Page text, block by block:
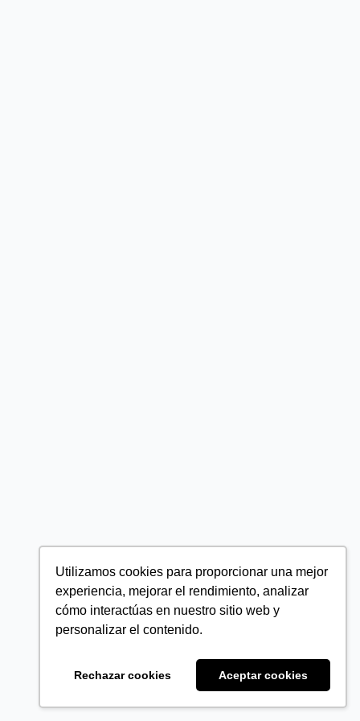
Utilizamos cookies para proporcionar una mejor
experiencia, mejorar el rendimiento, analizar
cómo interactúas en nuestro sitio web y
personalizar el contenido.
Rechazar cookies Aceptar cookies